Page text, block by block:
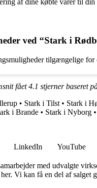
ved “Stark i
tilgængelige for
fået4.1 stjerner baseret
• Stark i Tilst • Stark i
i Brande • Stark i Nyborg •
LinkedIn YouTube
med udvalgte
Vi kan få en del af salget